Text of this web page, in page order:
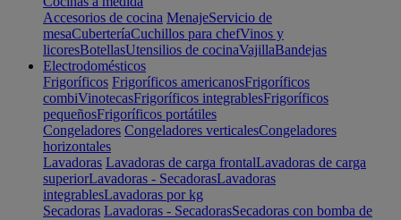
Accesorios de cocina MenajeServicio de
mesaCuberteríaCuchillos para chefVinos y
licoresBotellasUtensilios de cocinaVajillaBandejas
Electrodomésticos
Frigoríficos Frigoríficos americanosFrigoríficos
combiVinotecasFrigoríficos integrablesFrigoríficos
pequeñosFrigoríficos portátiles
Congeladores Congeladores verticalesCongeladores
horizontales
Lavadoras Lavadoras de carga frontalLavadoras de carga
superiorLavadoras - SecadorasLavadoras
integrablesLavadoras por kg
Secadoras Lavadoras - SecadorasSecadoras con bomba de